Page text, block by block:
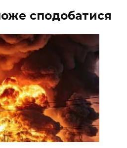
сподобатися